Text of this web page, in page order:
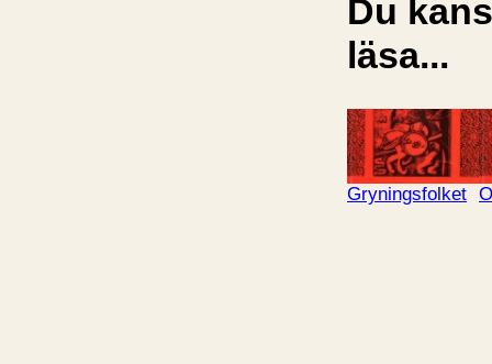
Du
läsa...
Gryningsfolket